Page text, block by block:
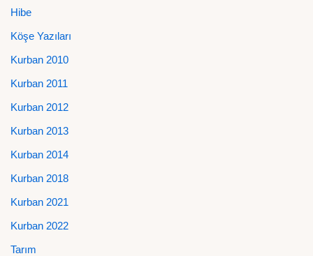
Hibe
Köşe Yazıları
Kurban 2010
Kurban 2011
Kurban 2012
Kurban 2013
Kurban 2014
Kurban 2018
Kurban 2021
Kurban 2022
Tarım